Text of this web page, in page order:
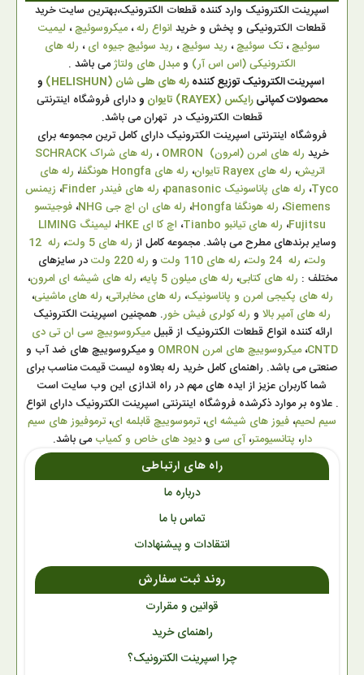
اسپرینت الکترونیک وارد کننده قطعات الکترونیک،بهترین سایت خرید
قطعات الکترونیکی و پخش و خرید انواع رله،میکروسوئیچ، لیمیت
سوئیچ،تک سوئیچ، رید سوئیچ، رید سوئیچ جیوه ای، رله های
الکترونیکی (اس اس آر) ومبدل های ولتاژمی باشد .
اسپرینت الکترونیک توزیع کنندهرله های هلی شان (HELISHUN)
و
محصولات کمپانیرایکس (RAYEX) تایوان ودارای فروشگاه اینترنتی
قطعات الکترونیک در تهران می باشد.
فروشگاه اینترنتی اسپرینت الکترونیک دارای کامل ترین مجموعه برای
خرید رله های امرن (امرون) OMRON ،
رله های شراک SCHRACK
اتریش، رله های Rayex تایوان ، رله های Hongfa هونگفا ، رله های
Tyco، رله های پاناسونیک panasonic ، رله های فیندر Finder ، زیمنس
Siemens، رله هونگفا Hongfa ، رله های ان اچ جی NHG ،فوجیتسو
Fujitsu، رله های تیانبو Tianbo ، اچ کا ای HKE ، لیمینگ LIMING
وسایر برندهای مطرح می باشد. مجموعه کامل از رله های 5 ولت ،
رله 12
ولت، رله 24 ولت ، رله های 110 ولت و رله 220 ولت
در سایزهای
مختلف : رله های کتابی، رله های میلون 5 پایه ، رله های شیشه ای امرون،
رله های پکیجی امرن و پاناسونیک، رله های مخابراتی، رله های ماشینی،
رله های آمپر بالا و رله کولری فیش خور. همچنین اسپرینت الکترونیک
ارائه کننده انواع قطعات الکترونیک از قبیلمیکروسوییچ سی ان تی دی
CNTD،میکروسوییچ های امرن OMRON
و میکروسوییچ های ضد آب و
صنعتی می باشد. راهنمای کامل خرید رله بعلاوه لیست قیمت مناسب برای
شما کاربران عزیز از ایده های مهم در راه اندازی این وب سایت است
. علاوه بر موارد ذکرشده فروشگاه اینترنتی اسپرینت الکترونیک دارای انواع
سیم لحیم، فیوز های شیشه ای، ترموسوییچ قابلمه ای، ترموفیوز های سیم
دار، پتانسیومتر،آی سی ودیود های خاص و کمیابمی باشد.
راه های ارتباطی
درباره ما
تماس با ما
انتقادات و پیشنهادات
روند ثبت سفارش
قوانین و مقرارت
راهنمای خرید
چرا اسپرینت الکترونیک؟